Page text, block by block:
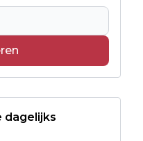
dagelijks